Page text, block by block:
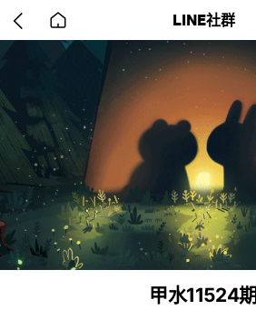
back
to
home
LINE社群
甲水11524期